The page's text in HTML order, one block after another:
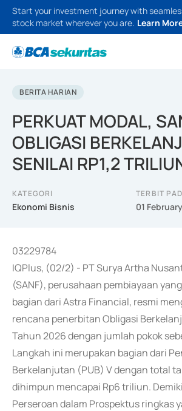
Start your investment journey with
stock market wherever you are. Learn
BERITA HARIAN
PERKUAT MODAL,
OBLIGASI
SENILAI RP1,2
KATEGORI
Ekonomi Bisnis
TERBIT
01
03229784
IQPlus, (02/2) - PT Surya Artha
(SANF), perusahaan pembiayaan
bagian dari Astra Financial, resmi
rencana penerbitan Obligasi
Tahun 2026 dengan jumlah pokok
Langkah ini merupakan bagian dari
Berkelanjutan (PUB) V dengan total
dihimpun mencapai Rp6 triliun.
Perseroan dalam Prospektus ringkas